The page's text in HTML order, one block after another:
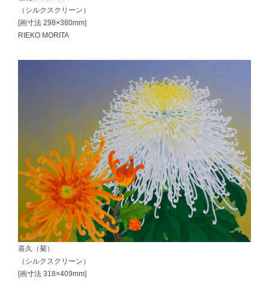
（シルクスクリーン）
[画寸法 298×380mm]
RIEKO MORITA
喜久（菊）
（シルクスクリーン）
[画寸法 318×409mm]